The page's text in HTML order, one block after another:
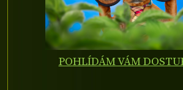
POHLÍDÁM VÁM